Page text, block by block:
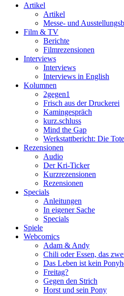
Artikel
Artikel
Messe- und
Film & TV
Berichte
Filmrezensionen
Interviews
Interviews
Interviews in English
Kolumnen
2gegen1
Frisch aus der Druckerei
Kamingespräch
kurz.schluss
Mind the Gap
Werkstattbericht: Die
Rezensionen
Audio
Der Kri-Ticker
Kurzrezensionen
Rezensionen
Specials
Anleitungen
In eigener Sache
Specials
Spiele
Webcomics
Adam & Andy
Chili oder Essen, das
Das Leben ist kein
Freitag?
Gegen den Strich
Horst und sein Pony